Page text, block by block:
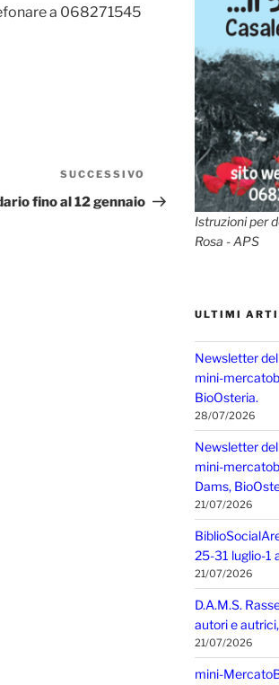
a 068271545
Articolo
successivo
SUCCESSIVO
fino al 12 gennaio
Istruzioni per
Rosa - APS
ULTIMI
Newsletter
mini-
BioOsteria.
28/07/2026
Newsletter
mini-
Dams,
21/07/2026
25-31 luglio-1
21/07/2026
D.A.M.S.
autori e
21/07/2026
mini-